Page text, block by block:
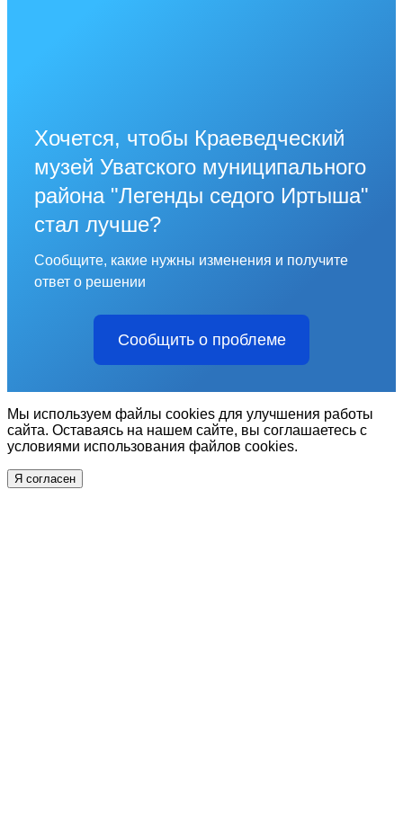
Хочется, чтобы Краеведческий
музей Уватского муниципального
района "Легенды седого Иртыша"
стал лучше?
Сообщите, какие нужны изменения и получите
ответ о решении
Сообщить о проблеме
Мы используем файлы cookies для улучшения работы
сайта. Оставаясь на нашем сайте, вы соглашаетесь с
условиями использования файлов cookies.
Я согласен